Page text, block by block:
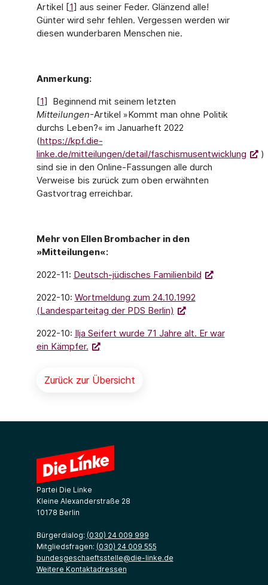
Artikel [1] aus seiner Feder. Glänzend alle!
Günter wird sehr fehlen. Vergessen werden wir
diesen wunderbaren Menschen nie.
Anmerkung:
[1] Beginnend mit seinem letzten
Mitteilungen-Artikel »Kommt man ohne Politik
durchs Leben?« im Januarheft 2022
(https://kpf.die-
linke.de/mitteilungen/detail/faschismusentwicklung
)
sind sie in den Online-Fassungen alle durch
Verweise bis zurück zum oben erwähnten
Gastvortrag erreichbar.
Mehr von Ellen Brombacher in den
»Mitteilungen«:
2022-11: Deutsch-jüdisches Familienbild
2022-10: Wortmeldung zum 24.10.1992
(Landesparteitag der PDS Berlin)
2022-10: Ilja Seifert wurde 71 Jahre alt. Er war
ein Kämpfer.
Zurück zur Übersicht
Partei Die Linke
Kleine Alexanderstraße 28
10178 Berlin
Bürgerdialog: (030) 24 009 999
Mitgliedsfragen: (030) 24 009 555
bundesgeschaeftsstelle@die-linke.de
Weitere Kontaktadressen